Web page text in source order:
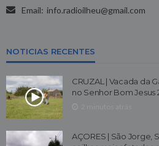
Email: info.radioilheu@gmail.com
NOTICIAS RECENTES
CRUZAL | Vacada da
no Senhor Bom Jesus
AÇORES | São Jorge,